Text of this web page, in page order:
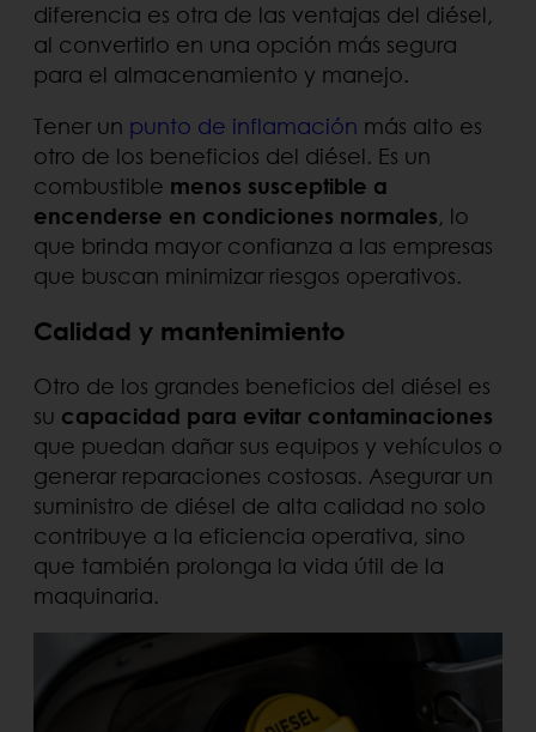
diferencia es otra de las ventajas del diésel,
al convertirlo en una opción más segura
para el almacenamiento y manejo.
Tener un punto de inflamación más alto es
otro de los beneficios del diésel. Es un
combustible menos susceptible a
encenderse en condiciones normales, lo
que brinda mayor confianza a las empresas
que buscan minimizar riesgos operativos.
Calidad y mantenimiento
Otro de los grandes beneficios del diésel es
su capacidad para evitar contaminaciones
que puedan dañar sus equipos y vehículos o
generar reparaciones costosas. Asegurar un
suministro de diésel de alta calidad no solo
contribuye a la eficiencia operativa, sino
que también prolonga la vida útil de la
maquinaria.